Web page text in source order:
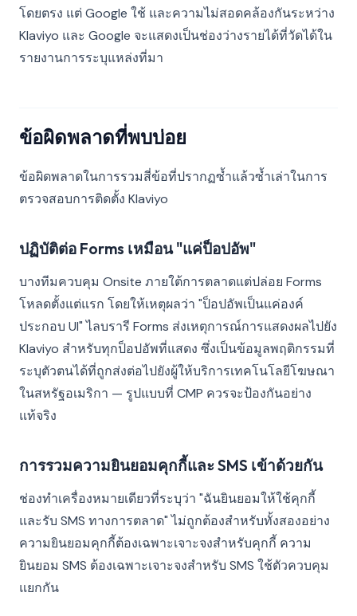
โดยตรง แต่ Google ใช้ และความไม่สอดคล้องกันระหว่าง
Klaviyo และ Google จะแสดงเป็นช่องว่างรายได้ที่วัดได้ใน
รายงานการระบุแหล่งที่มา
ข้อผิดพลาดที่พบบ่อย
ข้อผิดพลาดในการรวมสี่ข้อที่ปรากฏซ้ำแล้วซ้ำเล่าในการ
ตรวจสอบการติดตั้ง Klaviyo
ปฏิบัติต่อ Forms เหมือน "แค่ป็อปอัพ"
บางทีมควบคุม Onsite ภายใต้การตลาดแต่ปล่อย Forms
โหลดตั้งแต่แรก โดยให้เหตุผลว่า "ป็อปอัพเป็นแค่องค์
ประกอบ UI" ไลบรารี Forms ส่งเหตุการณ์การแสดงผลไปยัง
Klaviyo สำหรับทุกป็อปอัพที่แสดง ซึ่งเป็นข้อมูลพฤติกรรมที่
ระบุตัวตนได้ที่ถูกส่งต่อไปยังผู้ให้บริการเทคโนโลยีโฆษณา
ในสหรัฐอเมริกา — รูปแบบที่ CMP ควรจะป้องกันอย่าง
แท้จริง
การรวมความยินยอมคุกกี้และ SMS เข้าด้วยกัน
ช่องทำเครื่องหมายเดียวที่ระบุว่า "ฉันยินยอมให้ใช้คุกกี้
และรับ SMS ทางการตลาด" ไม่ถูกต้องสำหรับทั้งสองอย่าง
ความยินยอมคุกกี้ต้องเฉพาะเจาะจงสำหรับคุกกี้ ความ
ยินยอม SMS ต้องเฉพาะเจาะจงสำหรับ SMS ใช้ตัวควบคุม
แยกกัน